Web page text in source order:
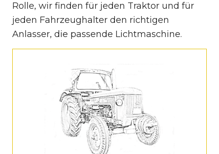
Rolle, wir finden für jeden Traktor und für
jeden Fahrzeughalter den richtigen
Anlasser, die passende Lichtmaschine.